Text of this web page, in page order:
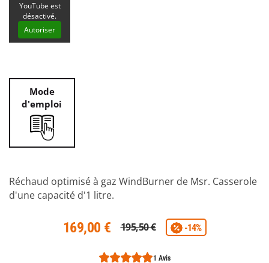
YouTube est
désactivé.
Autoriser
Mode
d'emploi
Réchaud optimisé à gaz WindBurner de Msr. Casserole
d'une capacité d'1 litre.
169,00 € 195,50 € -14%
1 Avis